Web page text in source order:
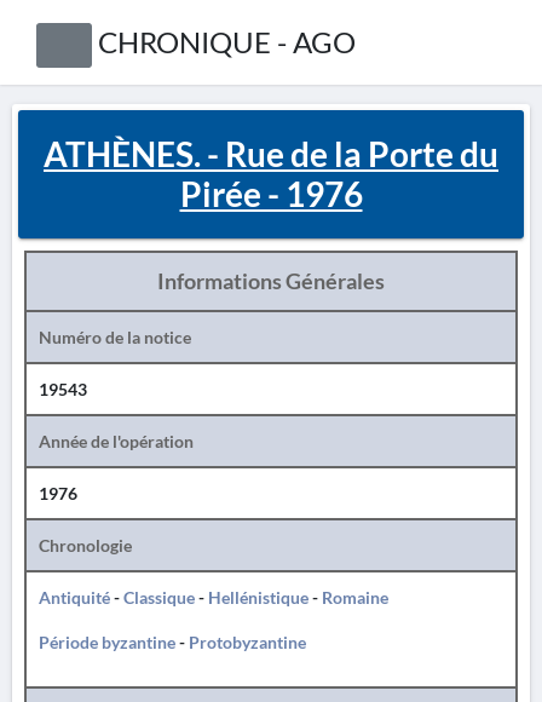
CHRONIQUE - AGO
ATHÈNES. - Rue de la Porte du
Pirée - 1976
Informations Générales
Numéro de la notice
19543
Année de l'opération
1976
Chronologie
Antiquité-Classique- Hellénistique- Romaine
Période byzantine- Protobyzantine